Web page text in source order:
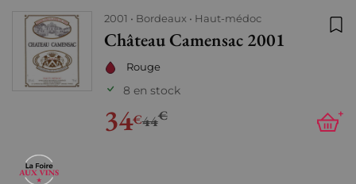
2001 Bordeaux Haut-médoc
Château Camensac 2001
Rouge
8 en stock
34€44€ +